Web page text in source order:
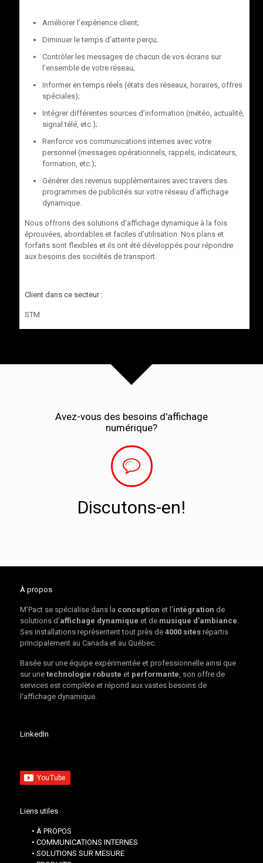
Améliorer l’expérience client;
Diminuer le temps d’attente perçu;
Contrôler les messages de chacun de vos écrans sur
l’ensemble de votre réseau;
Informer en temps réels (états des réseaux, horaires, offres
spéciales);
Intégrer différentes sources d’information (météo, actualité,
signal télé, etc.);
Renforcir vos communications internes avec votre
personnel (messages opérationnels, rappels, indicateurs,
formation, etc.);
Générer des revenus supplémentaires avec travers des
programmes de publicités sur votre réseau d’affichage
dynamique.
Nous offrons des solutions d’affichage dynamique à la fois
éprouvées, abordables et faciles d’utilisation. Nos plans et
forfaits sont flexibles et ils ont été développés pour répondre
aux besoins des sociétés de transport.
Client dans ce secteur :
STM
Avez-vous des besoins d'affichage
numérique?
Discutons-en!
À propos
M’Pact se spécialise dans la conception et l’intégration de
solutions d’affichage dynamique et de musique d’ambiance.
Ses installations représentent tout près de 4000 sitesrépartis
principalement au Canada et au Québec.
Basée sur une équipe expérimentée et professionnelle ainsi que
sur une technologie robuste et performante, son offre de
services est complète et répond aux vastes besoins de
l’affichage dynamique.
LinkedIn
Liens utiles
• À PROPOS
• COMMUNICATIONS INTERNES
• SOLUTIONS SUR MESURE